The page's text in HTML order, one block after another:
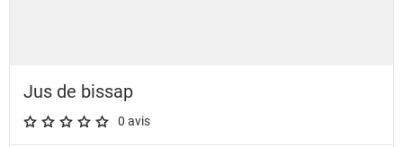
Jus de bissap
A star rating of 0 out of 5.
0 avis